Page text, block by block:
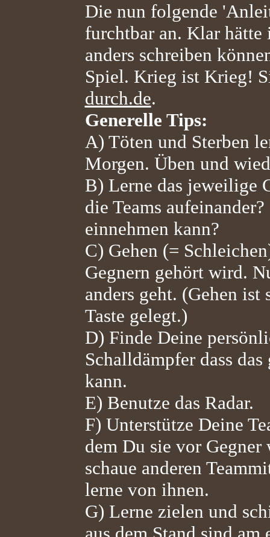
Die nun folgende
furchtbar an. Klar hätte
anders schreiben
Spiel. Krieg ist Krieg!
durch.de.
Generelle Tips:
A) Töten und Sterben
Morgen. Üben und
B) Lerne das jeweilige
die Teams
einnehmen kann?
C) Gehen (=
Gegnern gehört wird.
anders geht. (Gehen ist
Taste gelegt.)
D) Finde Deine
Schalldämpfer dass
kann.
E) Benutze das Radar.
F) Unterstütze Deine
dem Du sie vor Gegner
schaue anderen
lerne von ihnen.
G) Lerne zielen und